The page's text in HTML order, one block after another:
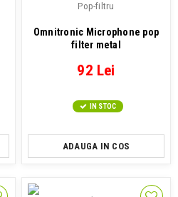
Pop-filtru
Omnitronic Microphone pop
filter metal
92 Lei
IN STOC
ADAUGA IN COS